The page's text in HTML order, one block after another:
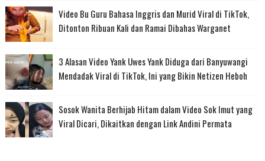
Video Bu Guru Bahasa Inggris dan Murid Viral di TikTok,
Ditonton Ribuan Kali dan Ramai Dibahas Warganet
3 Alasan Video Yank Uwes Yank Diduga dari Banyuwangi
Mendadak Viral di TikTok, Ini yang Bikin Netizen Heboh
Sosok Wanita Berhijab Hitam dalam Video Sok Imut yang
Viral Dicari, Dikaitkan dengan Link Andini Permata